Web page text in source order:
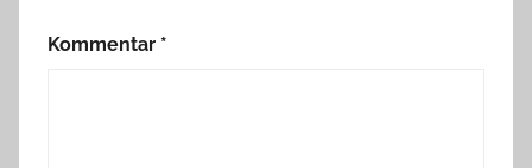
Kommentar *